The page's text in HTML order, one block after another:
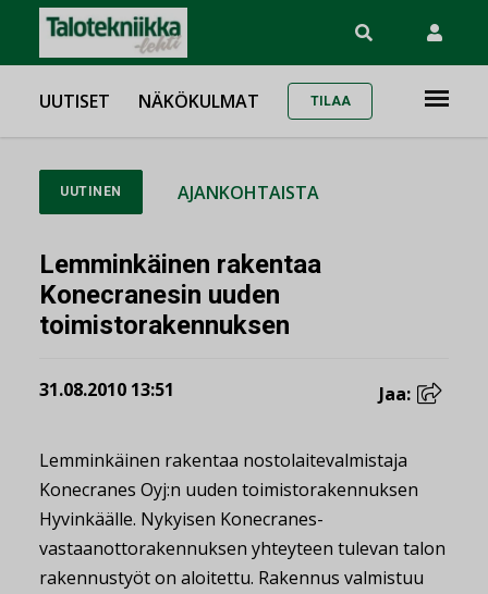
UUTISET NÄKÖKULMAT TILAA
UUTINEN AJANKOHTAISTA
Lemminkäinen rakentaa
Konecranesin uuden
toimistorakennuksen
31.08.2010 13:51 Jaa:
Lemminkäinen rakentaa nostolaitevalmistaja
Konecranes Oyj:n uuden toimistorakennuksen
Hyvinkäälle. Nykyisen Konecranes-
vastaanottorakennuksen yhteyteen tulevan talon
rakennustyöt on aloitettu. Rakennus valmistuu